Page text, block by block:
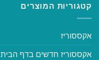
קטגוריות המוצרים
אקססוריז
אקססוריז חדשים בדף הבית